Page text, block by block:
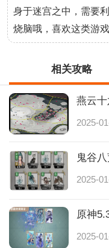
身于迷宫之中，需要
烧脑哦，喜欢这类游
相关攻略
燕云
2025-
鬼谷
2025-
原神
2025-